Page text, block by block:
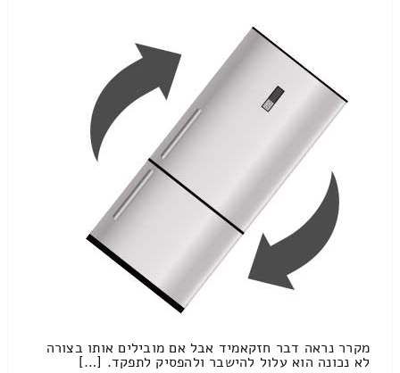
מקרר נראה דבר חזקאמיד אבל אם מובילים אותו בצורה
לא נכונה הוא עלול להישבר ולהפסיק לתפקד. […]